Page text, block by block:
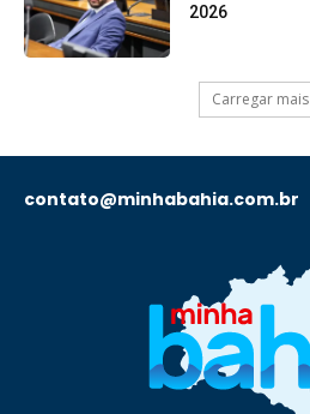
2026
Carregar mais
contato@minhabahia.com.br